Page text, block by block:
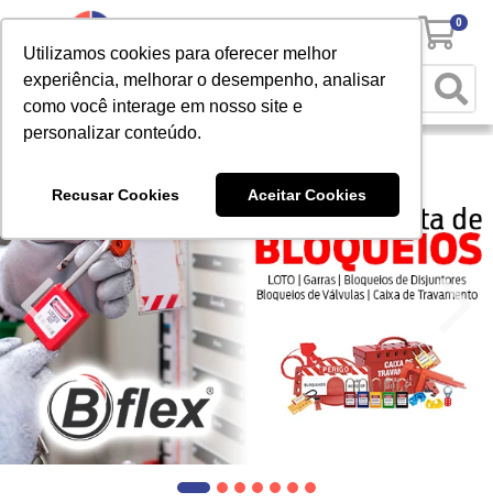
Utilizamos cookies para oferecer melhor
experiência, melhorar o desempenho, analisar
como você interage em nosso site e
personalizar conteúdo.
Recusar Cookies Aceitar Cookies
0